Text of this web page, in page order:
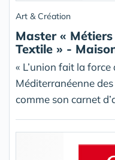
Art & Création
Master «
Textile » -
« L’union fait la force
Méditerranéenne
comme son carnet